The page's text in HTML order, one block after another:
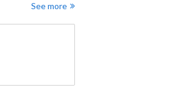
See more